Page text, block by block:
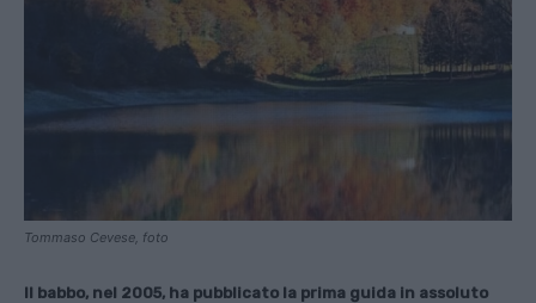
Tommaso Cevese, foto
Il babbo, nel 2005, ha pubblicato la prima guida in assoluto